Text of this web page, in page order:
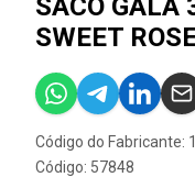
SACO
SWEET
Código do Fabricante:
Código: 57848